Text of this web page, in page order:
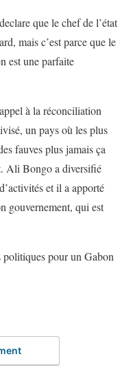
que le chef de l’état
mais c’est parce que le
est une parfaite
à la réconciliation
un pays où les plus
fauves plus jamais ça
Ali Bongo a diversifié
et il a apporté
gouvernement, qui est
pour un Gabon